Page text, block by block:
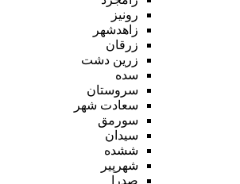
رونیز
زاهدشهر
زرقان
زرین دشت
سده
سروستان
سعادت شهر
سورمق
سیدان
ششده
شهرپیر
صدرا